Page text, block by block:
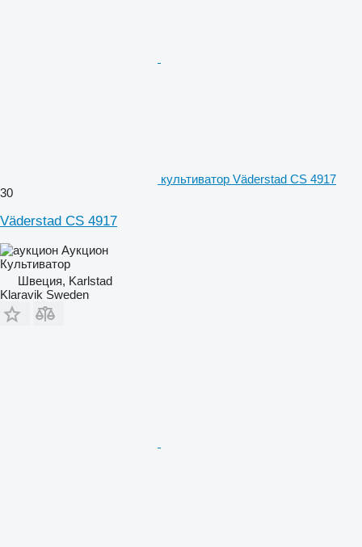
культиватор Väderstad CS 4917
30
Väderstad CS 4917
Аукцион
Культиватор
Швеция, Karlstad
Klaravik Sweden